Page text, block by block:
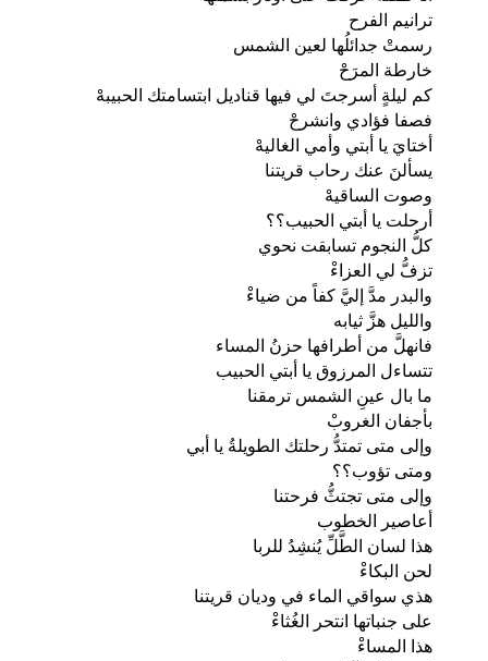
ترانيم الفرح
رسمتْ جدائلُها لعين الشمس
خارطة المرَحْ
كم ليلةٍ أسرجتَ لي فيها قناديل ابتسامتك الحبيبهْ
فصفا فؤادي وانشرحْ
أختايَ يا أبتي وأمي الغاليهْ
يسألنَ عنك رحاب قريتنا
وصوت الساقيهْ
أرحلت يا أبتي الحبيب؟؟
كلُّ النجوم تسابقت نحوي
تزفُّ لي العزاءْ
والبدر مدَّ إليَّ كفاً من ضياءْ
والليل هزَّ ثيابه
فانهلَّ من أطرافها حزنُ المساء
تتساءل المرزوق يا أبتي الحبيب
ما بال عينِ الشمس ترمقنا
بأجفان الغروبْ
وإلى متى تمتدُّ رحلتك الطويلةُ يا أبي
ومتى تؤوب؟؟
وإلى متى تجتثُّ فرحتنا
أعاصير الخطوب
هذا لسان الطَّلِّ يُنشِدُ للربا
لحن البكاءْ
هذي سواقي الماء في وديان قريتنا
على جنباتها انتحر الغُثاءْ
هذا المساءْ